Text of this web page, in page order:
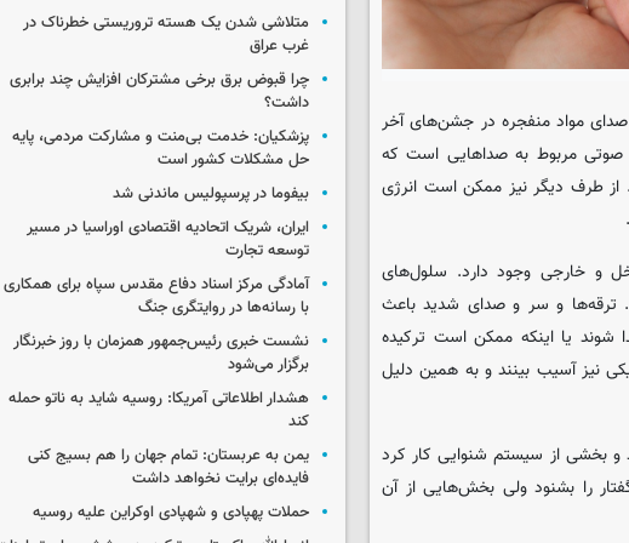
صدای مواد منفجره در جشن‌های آخر
مربوط به صداهایی است که
از طرف دیگر نیز ممکن است انرژی
و خارجی وجود دارد. سلول‌های
ترقه‌ها و سر و صدای شدید باعث
شوند یا اینکه ممکن است ترکیده
نیز آسیب ‌بینند و به همین دلیل
و بخشی از سیستم شنوایی کار کرد
را بشنود ولی بخش‌هایی از آن
متلاشی شدن یک هسته تروریستی خطرناک در
غرب عراق
چرا قبوض برق برخی مشترکان افزایش چند برابری
داشت؟
پزشکیان: خدمت بی‌منت و مشارکت مردمی، پایه
حل مشکلات کشور است
بیفوما در پرسپولیس ماندنی شد
ایران، شریک اتحادیه اقتصادی اوراسیا در مسیر
توسعه تجارت
آمادگی مرکز اسناد دفاع مقدس سپاه برای همکاری
با رسانه‌ها در روایتگری جنگ
نشست خبری رئیس‌جمهور همزمان با روز خبرنگار
برگزار می‌شود
هشدار اطلاعاتی آمریکا: روسیه شاید به ناتو حمله
کند
یمن به عربستان: تمام جهان را هم بسیج کنی
فایده‌ای برایت نخواهد داشت
حملات پهپادی و شهپادی اوکراین علیه روسیه